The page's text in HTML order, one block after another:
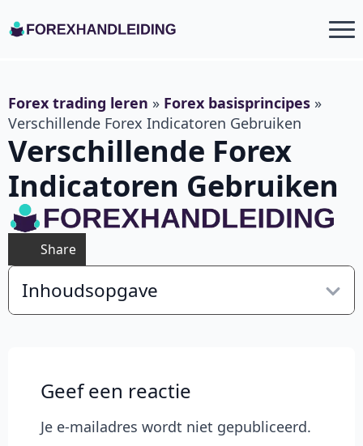
Forex trading leren » Forex basisprincipes »
Verschillende Forex Indicatoren Gebruiken
Verschillende Forex
Indicatoren Gebruiken
Share
Inhoudsopgave
Geef een reactie
Je e-mailadres wordt niet gepubliceerd.